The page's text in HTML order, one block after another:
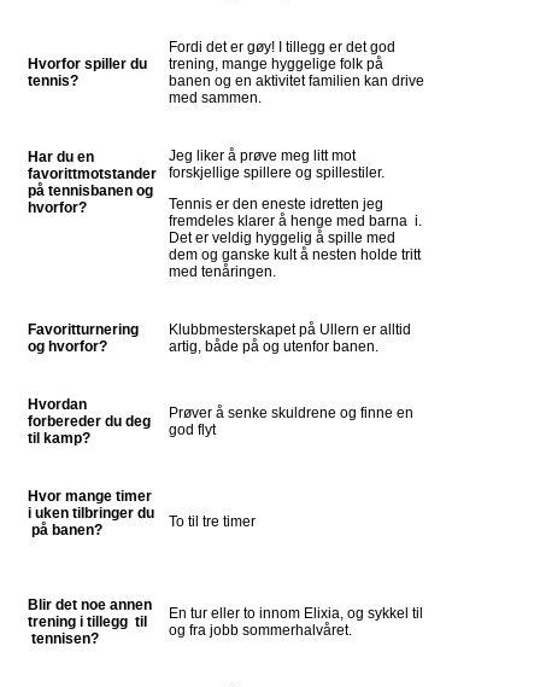
Hvorfor spiller du
tennis?
Fordi det er gøy! I tillegg er det god
trening, mange hyggelige folk på
banen og en aktivitet familien kan drive
med sammen.
Har du en
favorittmotstander
på tennisbanen og
hvorfor?
Jeg liker å prøve meg litt mot
forskjellige spillere og spillestiler.
Tennis er den eneste idretten jeg
fremdeles klarer å henge med barna i.
Det er veldig hyggelig å spille med
dem og ganske kult å nesten holde tritt
med tenåringen.
Favoritturnering
og hvorfor?
Klubbmesterskapet på Ullern er alltid
artig, både på og utenfor banen.
Hvordan
forbereder du deg
til kamp?
Prøver å senke skuldrene og finne en
god flyt
Hvor mange timer
i uken tilbringer du
på banen?
To til tre timer
Blir det noe annen
trening i tillegg til
tennisen?
En tur eller to innom Elixia, og sykkel til
og fra jobb sommerhalvåret.